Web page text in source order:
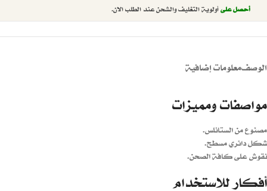
أحصل علىأولوية التغليف والشحن عند الطلب الان.
الوصفمعلومات إضافية
مواصفات ومميزات
مصنوع من الستانلس.
شكل دائري مسطح.
نقوش على كافة الصحن.
أفكار للاستخدام